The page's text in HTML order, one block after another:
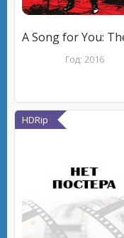
Год: 2016
HDRip